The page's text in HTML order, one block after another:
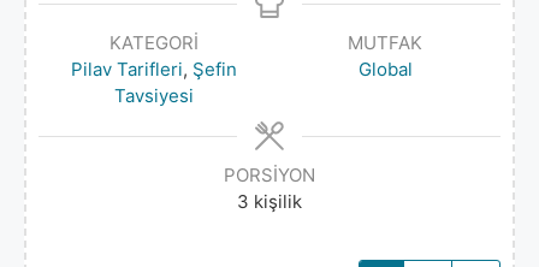
KATEGORI
Pilav Tarifleri, Şefin
Tavsiyesi
MUTFAK
Global
PORSIYON
3 kişilik